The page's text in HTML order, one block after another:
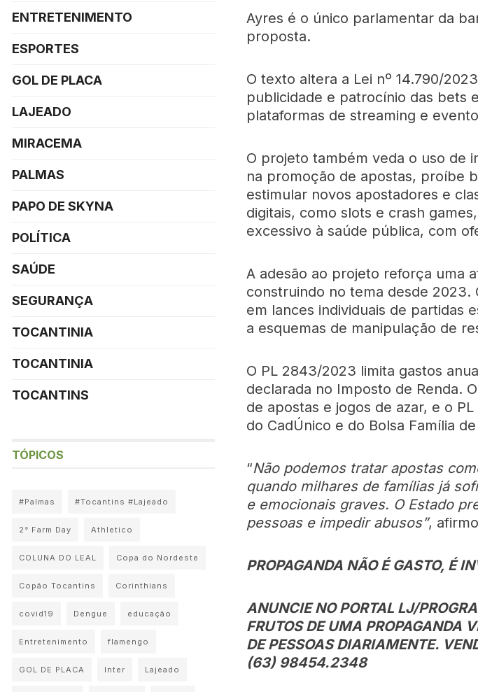
Ayres é o único parlamentar da
proposta.
O texto altera a Lei nº 14.790/
publicidade e patrocínio das bets
plataformas de streaming e
O projeto também veda o uso de
na promoção de apostas, proíbe
estimular novos apostadores e
digitais, como slots e crash
excessivo à saúde pública, com
A adesão ao projeto reforça uma
construindo no tema desde
em lances individuais de partidas
a esquemas de manipulação de
O PL 2843/2023 limita gastos
declarada no Imposto de Renda.
de apostas e jogos de azar, e o
do CadÚnico e do Bolsa Família
“Não podemos tratar apostas
quando milhares de famílias já
e emocionais graves. O Estado
pessoas e impedir abusos”,
PROPAGANDA NÃO É GASTO, É
ANUNCIE NO PORTAL LJ/
FRUTOS DE UMA PROPAGANDA
DE PESSOAS DIARIAMENTE.
(63) 98454.2348
ENTRETENIMENTO
ESPORTES
GOL DE PLACA
LAJEADO
MIRACEMA
PALMAS
PAPO DE SKYNA
POLÍTICA
SAÚDE
SEGURANÇA
TOCANTINIA
TOCANTINIA
TOCANTINS
TÓPICOS
#Palmas #Tocantins #Lajeado
2° Farm Day Athletico
COLUNA DO LEAL Copa do Nordeste
Copão Tocantins Corinthians
covid19 Dengue educação
Entretenimento flamengo
GOL DE PLACA Inter Lajeado